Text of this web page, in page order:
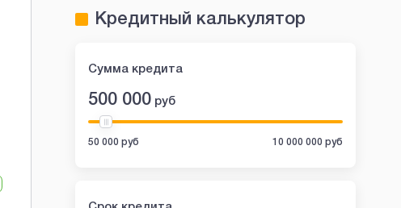
Кредитный калькулятор
Сумма кредита
500 000 руб
50 000 руб 10 000 000 руб